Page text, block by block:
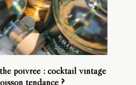
poivrée : cocktail vintage
tendance ?